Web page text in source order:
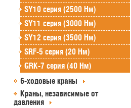
SY10 серия (2500 Нм)
SY11 серия (3000 Нм)
SY12 серия (3500 Нм)
SRF-5 серия (20 Нм)
GRK-7 серия (40 Нм)
6-ходовые краны
Краны, независимые от
давления